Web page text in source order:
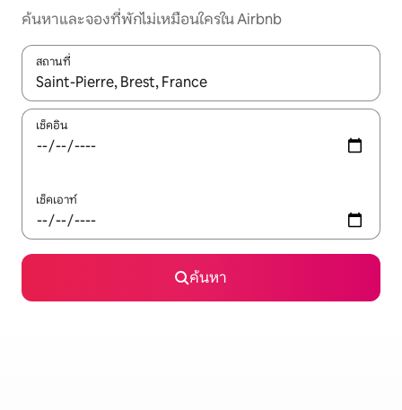
ค้นหาและจองที่พักไม่เหมือนใครใน Airbnb
สถานที่
ใช้ลูกศรขึ้นลง หรือใช้การสัมผัสหรือปัด เพื่อสำรวจผลการค้นหา
เช็คอิน
เช็คเอาท์
ค้นหา